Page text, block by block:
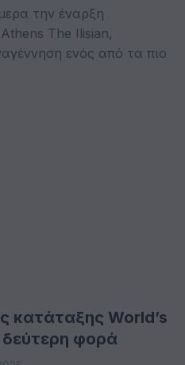
την έναρξη
The Ilisian,
ενός από τα πιο
κατάταξης World’s
δεύτερη φορά